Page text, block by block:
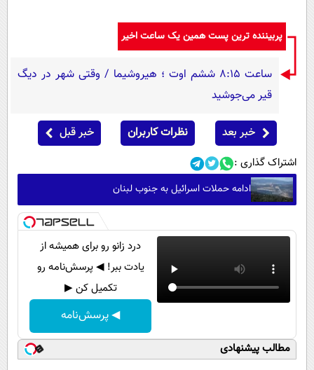
پربیننده ترین پست همین یک ساعت اخیر
ساعت ۸:۱۵ ششم اوت ؛ هیروشیما / وقتی شهر در دیگ
قیر می‌جوشید
خبر بعد نظرات کاربران خبر قبل
اشتراک گذاری :
ادامه حملات اسرائیل به جنوب لبنان
درد زانو رو برای همیشه از
یادت ببر! ◀ پرسش‌نامه رو
تکمیل کن ▶
◀ پرسش‌نامه
مطالب پیشنهادی